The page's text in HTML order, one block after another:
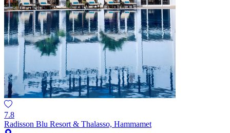
7.8
Radisson Blu Resort & Thalasso, Hammamet